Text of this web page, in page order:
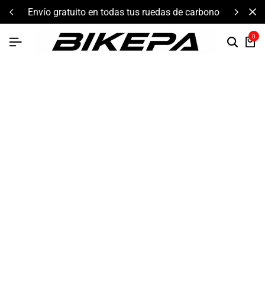
componentes de alto rendimiento y bikepacking
0